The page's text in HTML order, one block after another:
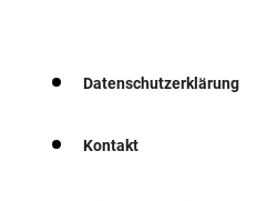
Datenschutzerklärung
Kontakt